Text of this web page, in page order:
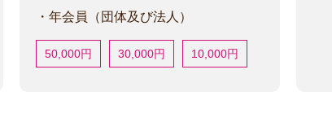
・年会員（団体及び法人）
50,000円 30,000円 10,000円